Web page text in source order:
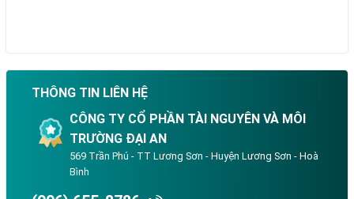
THÔNG TIN LIÊN HỆ
CÔNG TY CỔ PHẦN TÀI NGUYÊN VÀ MÔI
TRƯỜNG ĐẠI AN
569 Trần Phú - TT Lương Sơn - Huyện Lương Sơn - Hoà
Bình